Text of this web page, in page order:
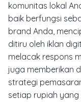
komunitas lokal
baik berfungsi
brand Anda,
ditiru oleh iklan
melacak respons
juga memberikan
strategi
setiap rupiah yang